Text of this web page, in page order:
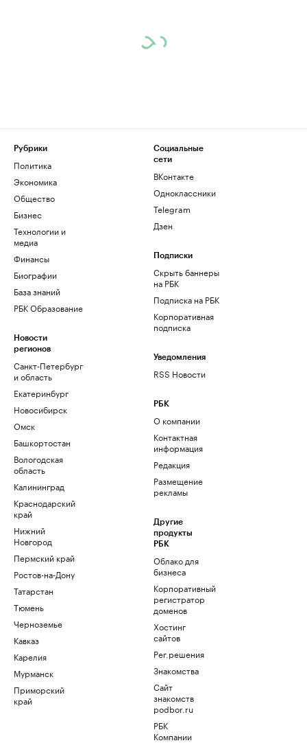
Рубрики
Политика
Экономика
Общество
Бизнес
Технологии и
медиа
Финансы
Биографии
База знаний
РБК Образование
Новости
регионов
Санкт-Петербург
и область
Екатеринбург
Новосибирск
Омск
Башкортостан
Вологодская
область
Калининград
Краснодарский
край
Нижний
Новгород
Пермский край
Ростов-на-Дону
Татарстан
Тюмень
Черноземье
Кавказ
Карелия
Мурманск
Приморский
край
Социальные
сети
ВКонтакте
Одноклассники
Telegram
Дзен
Подписки
Скрыть баннеры
на РБК
Подписка на РБК
Корпоративная
подписка
Уведомления
RSS Новости
РБК
О компании
Контактная
информация
Редакция
Размещение
рекламы
Другие
продукты
РБК
Облако для
бизнеса
Корпоративный
регистратор
доменов
Хостинг
сайтов
Рег.решения
Знакомства
Сайт
знакомств
podbor.ru
РБК
Компании